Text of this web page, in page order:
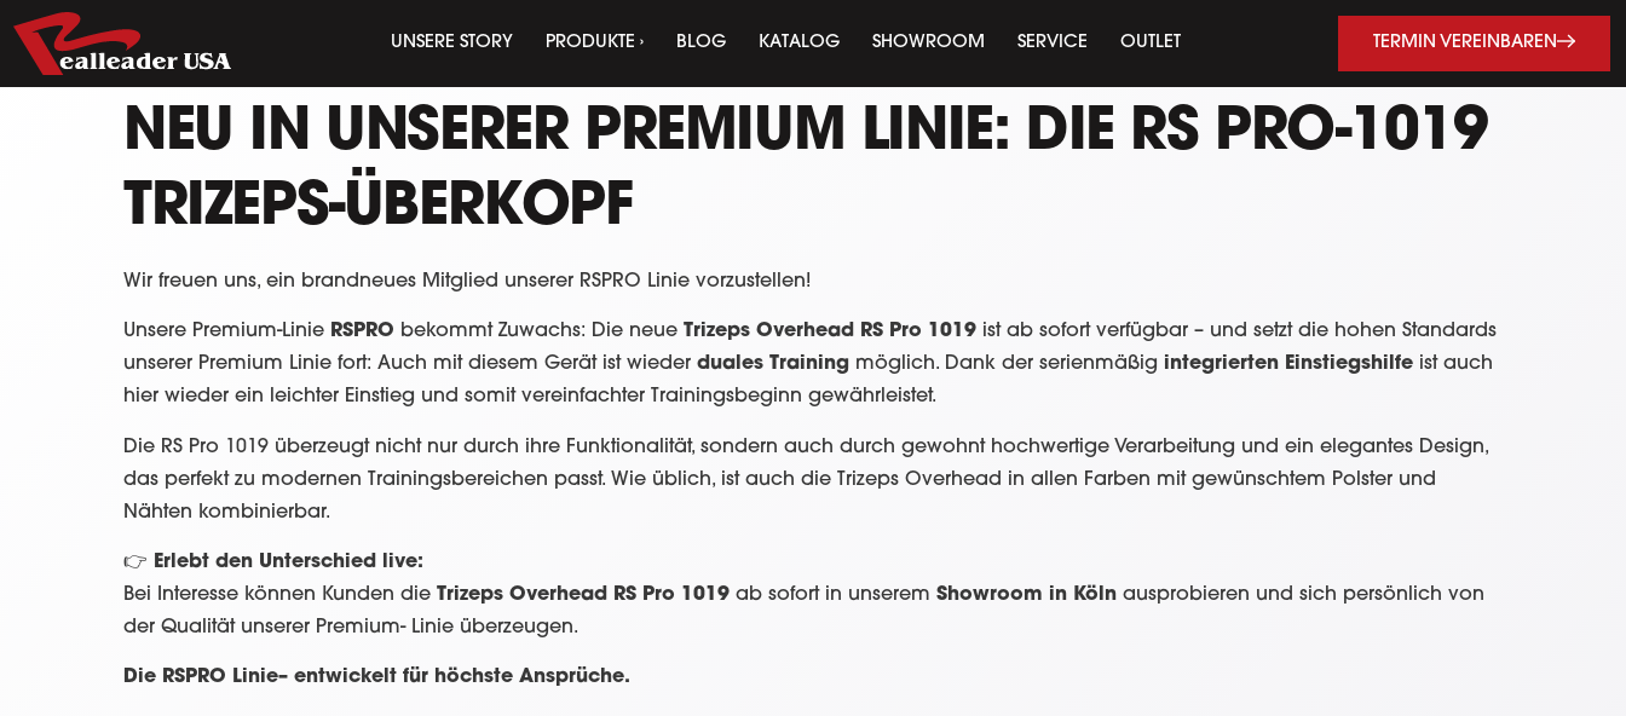
UNSERE STORY PRODUKTE › BLOG KATALOG SHOWROOM SERVICE OUTLET TERMIN VEREINBAREN
NEU IN UNSERER PREMIUM LINIE: DIE RS PRO-1019
TRIZEPS-ÜBERKOPF
Wir freuen uns, ein brandneues Mitglied unserer RSPRO Linie vorzustellen!
Unsere Premium-Linie RSPRO bekommt Zuwachs: Die neue Trizeps Overhead RS Pro 1019 ist ab sofort verfügbar – und setzt die hohen Standards
unserer Premium Linie fort: Auch mit diesem Gerät ist wieder duales Training möglich. Dank der serienmäßig integrierten Einstiegshilfe ist auch
hier wieder ein leichter Einstieg und somit vereinfachter Trainingsbeginn gewährleistet.
Die RS Pro 1019 überzeugt nicht nur durch ihre Funktionalität, sondern auch durch gewohnt hochwertige Verarbeitung und ein elegantes Design,
das perfekt zu modernen Trainingsbereichen passt. Wie üblich, ist auch die Trizeps Overhead in allen Farben mit gewünschtem Polster und
Nähten kombinierbar.
👉
Erlebt den Unterschied live:
Bei Interesse können Kunden die Trizeps Overhead RS Pro 1019 ab sofort in unserem Showroom in Köln ausprobieren und sich persönlich von
der Qualität unserer Premium- Linie überzeugen.
Die RSPRO Linie– entwickelt für höchste Ansprüche.